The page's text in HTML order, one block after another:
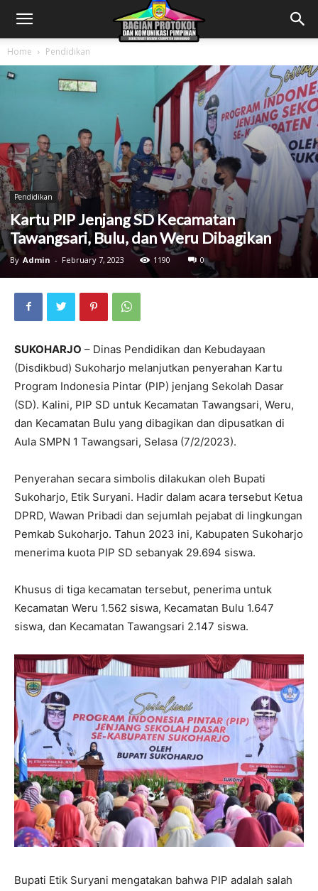
Home Pendidikan
Pendidikan
Kartu PIP Jenjang SD Kecamatan
Tawangsari, Bulu, dan Weru Dibagikan
By Admin - February 7, 2023 1190 0
SUKOHARJO – Dinas Pendidikan dan Kebudayaan
(Disdikbud) Sukoharjo melanjutkan penyerahan Kartu
Program Indonesia Pintar (PIP) jenjang Sekolah Dasar
(SD). Kalini, PIP SD untuk Kecamatan Tawangsari, Weru,
dan Kecamatan Bulu yang dibagikan dan dipusatkan di
Aula SMPN 1 Tawangsari, Selasa (7/2/2023).
Penyerahan secara simbolis dilakukan oleh Bupati
Sukoharjo, Etik Suryani. Hadir dalam acara tersebut Ketua
DPRD, Wawan Pribadi dan sejumlah pejabat di lingkungan
Pemkab Sukoharjo. Tahun 2023 ini, Kabupaten Sukoharjo
menerima kuota PIP SD sebanyak 29.694 siswa.
Khusus di tiga kecamatan tersebut, penerima untuk
Kecamatan Weru 1.562 siswa, Kecamatan Bulu 1.647
siswa, dan Kecamatan Tawangsari 2.147 siswa.
Bupati Etik Suryani mengatakan bahwa PIP adalah salah